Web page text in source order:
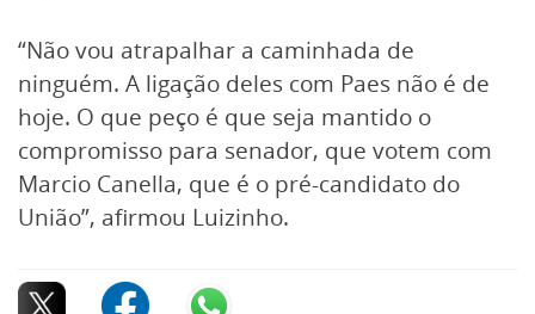
“Não vou atrapalhar a caminhada de
ninguém. A ligação deles com Paes não é de
hoje. O que peço é que seja mantido o
compromisso para senador, que votem com
Marcio Canella, que é o pré-candidato do
União”, afirmou Luizinho.